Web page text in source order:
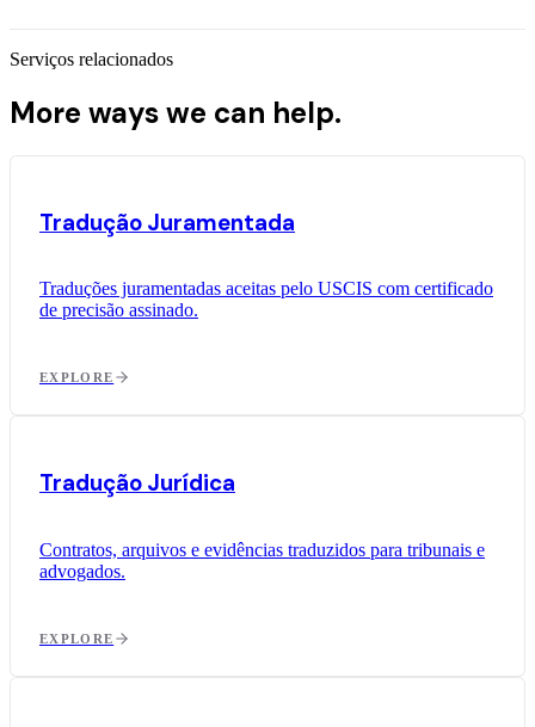
Serviços relacionados
More ways we can help.
Tradução Juramentada
Traduções juramentadas aceitas pelo USCIS com certificado
de precisão assinado.
EXPLORE
Tradução Jurídica
Contratos, arquivos e evidências traduzidos para tribunais e
advogados.
EXPLORE